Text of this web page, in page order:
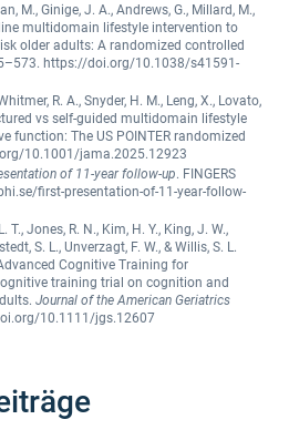
M., Ginige, J. A., Andrews, G., Millard, M.,
multidomain lifestyle intervention to
older adults: A randomized controlled
https://doi.org/10.1038/s41591-
R. A., Snyder, H. M., Leng, X., Lovato,
vs self-guided multidomain lifestyle
function: The US POINTER randomized
10.1001/jama.2025.12923
of 11-year follow-up. FINGERS
first-presentation-of-11-year-follow-
T., Jones, R. N., Kim, H. Y., King, J. W.,
S. L., Unverzagt, F. W., & Willis, S. L.
Cognitive Training for
training trial on cognition and
Journal of the American Geriatrics
10.1111/jgs.12607